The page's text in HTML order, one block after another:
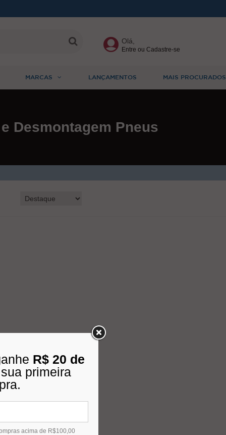
Olá,
Entre ou Cadastre-se
MARCAS LANÇAMENTOS MAIS PROCURADOS
Desmontagem Pneus
R$ 20 de
primeira
acima de R$100,00